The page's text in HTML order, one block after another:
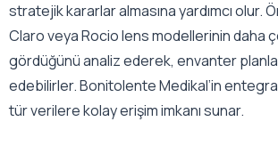
stratejik kararlar almasına yardımcı olur.
Claro veya Rocio lens modellerinin daha
gördüğünü analiz ederek, envanter
edebilirler. Bonitolente Medikal’in
tür verilere kolay erişim imkanı sunar.